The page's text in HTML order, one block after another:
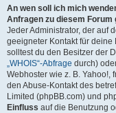
An wen soll ich mich
Anfragen zu diesem Forum
Jeder Administrator, der auf
geeigneter Kontakt für deine
solltest du den Besitzer der
„WHOIS“-Abfrage durch)
Webhoster wie z. B. Yahoo!,
den Abuse-Kontakt des
Limited (phpBB.com) und
Einfluss auf die Benutzung